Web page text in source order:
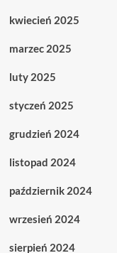
kwiecień 2025
marzec 2025
luty 2025
styczeń 2025
grudzień 2024
listopad 2024
październik 2024
wrzesień 2024
sierpień 2024